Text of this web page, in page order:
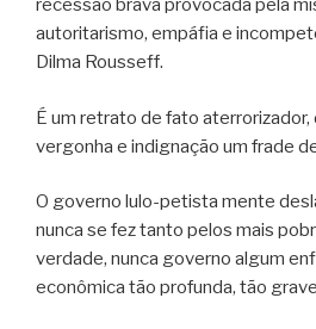
recessão brava provocada pela
autoritarismo, empáfia e
Dilma Rousseff.
É um retrato de fato aterrorizador,
vergonha e indignação um frade
O governo lulo-petista mente
nunca se fez tanto pelos mais
verdade, nunca governo algum
econômica tão profunda, tão